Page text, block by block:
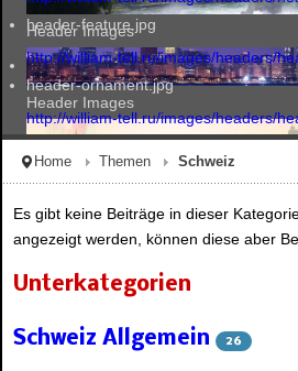
Header Images
Header Images
Header Images
header-feature.jpg
http://william-tell.ru/images/headers/
header-ornament.jpg
http://william-tell.ru/images/headers/
Home Themen Schweiz
Es gibt keine Beiträge in dieser
angezeigt werden, können diese aber
Unterkategorien
Schweiz Allgemein 26